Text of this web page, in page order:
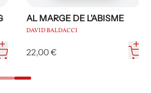
AL MARGE DE L'ABISME
DAVID BALDACCI
22,00 €